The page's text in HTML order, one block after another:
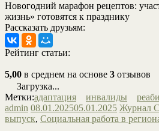
Новогодний марафон рецептов:
жизнь» готовятся к празднику
Рассказать друзьям:
Рейтинг статьи:
5,00 в среднем на основе 3 отзывов
Загрузка...
Метки:адаптация инвалиды
admin 08.01.202505.01.2025 Журнал
выпуск, Социальная работа в